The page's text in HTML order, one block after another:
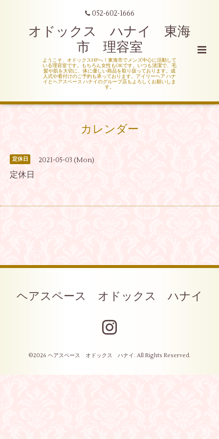
052-602-1666
オドックス ハナイ 東海
市 理容室
ようこそ、オドックスHPへ！東海市でメンズ中心に活動して
いる理容室です。もちろん女性もOKです。いつも清潔で、毛
髪や肌を大切に、体に優しい商品を取り扱っております。成
人式や着付けのご予約も承っております。アイリーヘア ハナ
イとヘアスペース ハナイのグループ店もよろしくお願いしま
す。
カレンダー
定休日 2021-05-03 (Mon)
定休日
ヘアスペース オドックス ハナイ
©2026 ヘアスペース オドックス ハナイ . All Rights Reserved.